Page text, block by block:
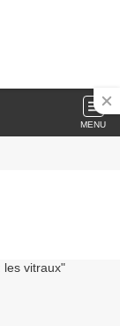
MENU